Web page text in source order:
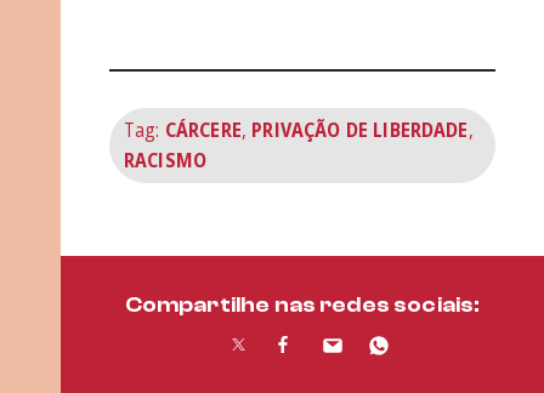
Tag: CÁRCERE, PRIVAÇÃO DE LIBERDADE,
RACISMO
Compartilhe nas redes sociais: